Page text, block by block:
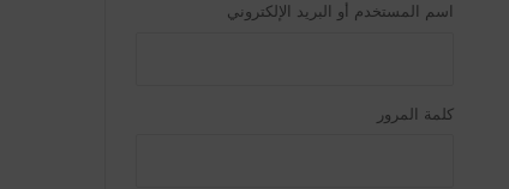
اسم المستخدم أو البريد الإلكتروني
كلمة المرور